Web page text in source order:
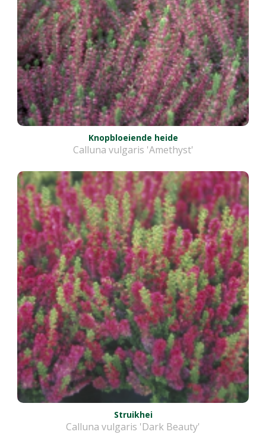
Knopbloeiende heide
Calluna vulgaris 'Amethyst'
Struikhei
Calluna vulgaris 'Dark Beauty'